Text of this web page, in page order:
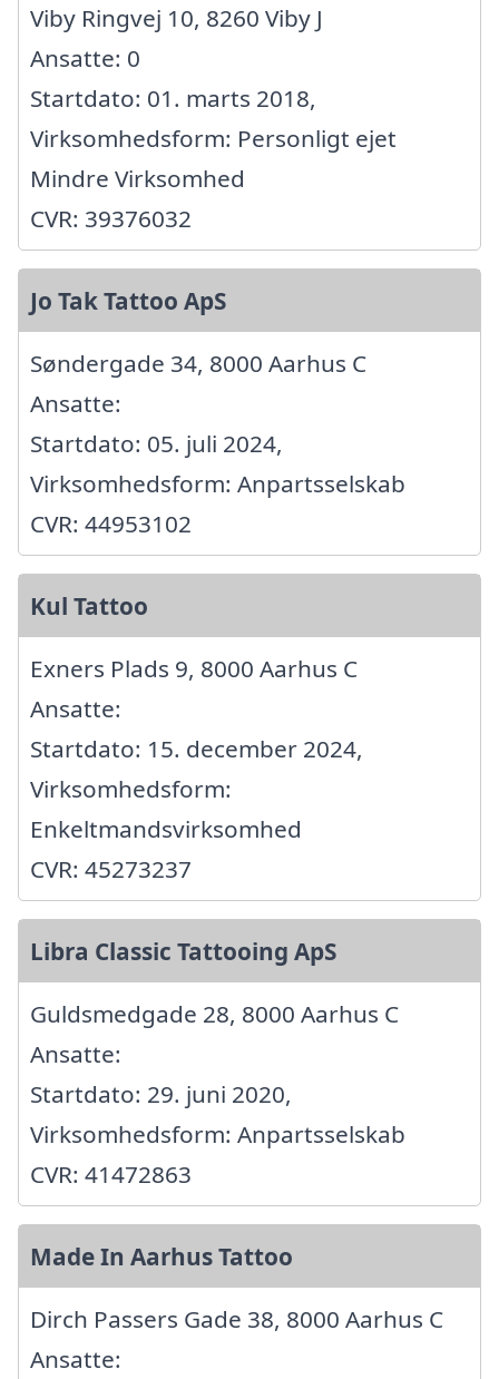
Viby Ringvej 10, 8260 Viby J
Ansatte: 0
Startdato: 01. marts 2018,
Virksomhedsform: Personligt ejet
Mindre Virksomhed
CVR: 39376032
Jo Tak Tattoo ApS
Søndergade 34, 8000 Aarhus C
Ansatte:
Startdato: 05. juli 2024,
Virksomhedsform: Anpartsselskab
CVR: 44953102
Kul Tattoo
Exners Plads 9, 8000 Aarhus C
Ansatte:
Startdato: 15. december 2024,
Virksomhedsform:
Enkeltmandsvirksomhed
CVR: 45273237
Libra Classic Tattooing ApS
Guldsmedgade 28, 8000 Aarhus C
Ansatte:
Startdato: 29. juni 2020,
Virksomhedsform: Anpartsselskab
CVR: 41472863
Made In Aarhus Tattoo
Dirch Passers Gade 38, 8000 Aarhus C
Ansatte: